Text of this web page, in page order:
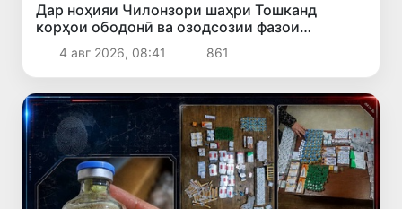
Дар ноҳияи Чилонзори шаҳри Тошканд
корҳои ободонӣ ва озодсозии фазои
ҷамъиятӣ идома доранд
4 авг 2026, 08:41 861